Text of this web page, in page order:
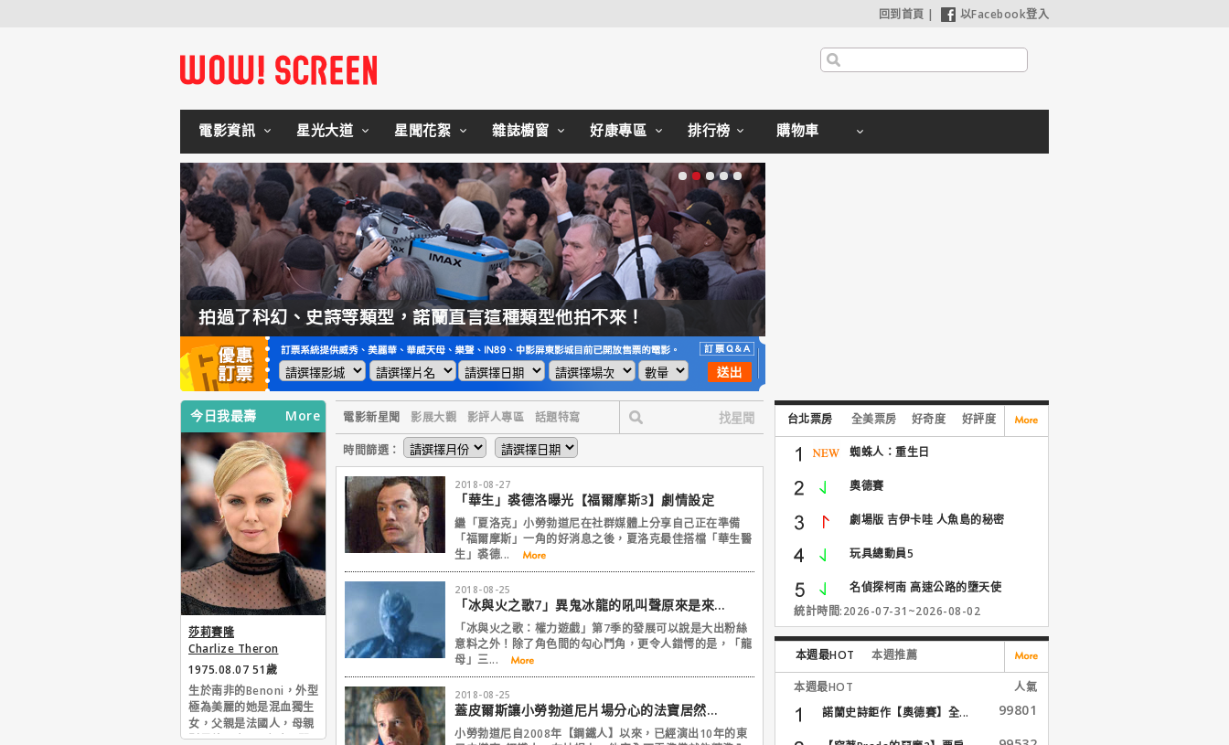
回到首頁 | 以Facebook登入
電影資訊 星光大道 星聞花絮 雜誌櫥窗 好康專區 排行榜 購物車
拍過了科幻、史詩等類型，諾蘭直言這種類型他拍不來！
今日我最壽 More
莎莉賽隆
Charlize Theron
1975.08.07 51歲
生於南非的Benoni，外型
極為美麗的她是混血獨生
女，父親是法國人，母親
則是德國人。6歲時即開
電影新星聞 影展大觀 影評人專區 話題特寫
時間篩選：
2018-08-27
「華生」裘德洛曝光【福爾摩斯3】劇情設定
繼「夏洛克」小勞勃道尼在社群媒體上分享自己正在準備
「福爾摩斯」一角的好消息之後，夏洛克最佳搭檔「華生醫
生」裘德...
2018-08-25
「冰與火之歌7」異鬼冰龍的吼叫聲原來是來自...
「冰與火之歌：權力遊戲」第7季的發展可以說是大出粉絲
意料之外！除了角色間的勾心鬥角，更令人錯愕的是，「龍
母」三...
2018-08-25
蓋皮爾斯讓小勞勃道尼片場分心的法寶居然是...
小勞勃道尼自2008年【鋼鐵人】以來，已經演出10年的東
台北票房 全美票房 好奇度 好評度
蜘蛛人：重生日
奧德賽
劇場版 吉伊卡哇 人魚島的秘密
玩具總動員5
名偵探柯南 高速公路的墮天使
統計時間:2026-07-31~2026-08-02
本週最HOT 本週推薦
本週最HOT
人氣
諾蘭史詩鉅作【奧德賽】全...
99801